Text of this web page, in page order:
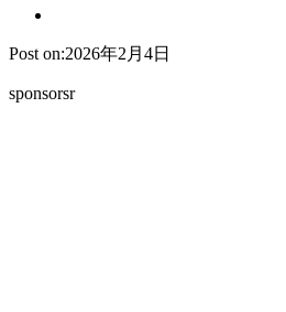
Post on:2026年2月4日
sponsorsr